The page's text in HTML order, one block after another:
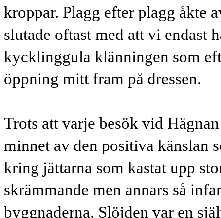
kroppar. Plagg efter plagg åkte
slutade oftast med att vi endast
kycklinggula klänningen som
öppning mitt fram på dressen.
Trots att varje besök vid
minnet av den positiva känslan
kring jättarna som kastat upp
skrämmande men annars så
byggnaderna. Slöjden var en